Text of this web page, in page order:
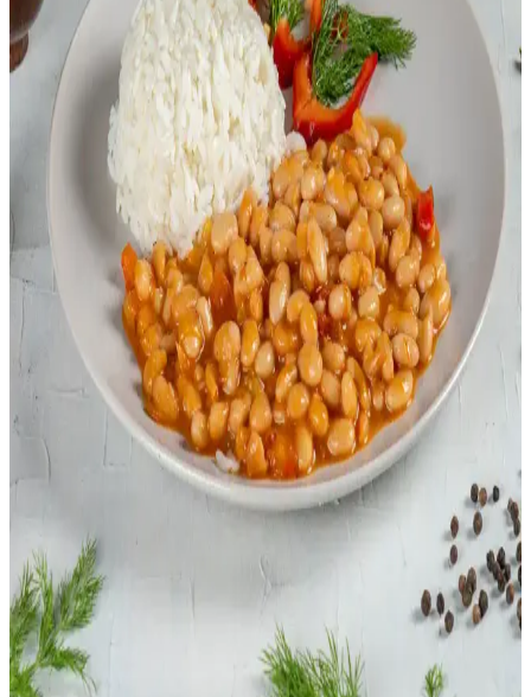
Tuzlu Smoothieler ve Sebze Bazlı Soğuk İçeceklerin
Popüler Olmama Nedenleri ve Kültürel Etkileri
Tuzlu smoothieler, sebzelerin düşük sıvı içeriği ve alışılmış tatlı
içecek alışkanlıkları nedeniyle az tercih edilir. Soğuk çorba benzeri
yapıları ve kültürel farklılıklar bu içeceklerin popülerliğini sınırlar.
Lahana Nasıl Değerlendirilir? Pişirme Yöntemleri ve
Geleneksel Tarifler
Lahana, ızgara, sote, haşlama, turşu ve dolma gibi çeşitli yöntemlerle
hazırlanabilir. Hem çiğ hem pişmiş tüketimiyle besleyici ve lezzetli
seçenekler sunar.
Mantar ve Pırasa Çorbası Tarifi: Ekonomik, Lezzetli
ve Pratik Öğün Seçeneği
Mantar ve pırasa çorbası, az malzeme ile ekonomik ve doyurucu bir
öğün sunar. Kavrulmuş sebzeler ve limon suyu ile kremanın
kesilmesi önlenir, çorbanın lezzeti ve dokusu korunur.
Ekonomik ve Pratik Rahatlatıcı Yemek Tarifleri:
Kolay ve Besleyici Seçenekler
Günlük yaşamda kolayca hazırlanabilen, ekonomik ve besleyici
rahatlatıcı yemek tarifleri sunuluyor. Tavuklu çorba, makarna, pilav
ve sebze ağırlıklı seçeneklerle pratik çözümler sağlanıyor.
Fasulye ve Kuruyemek Alerjisi Olanlar İçin Pratik
Pirinç Bazlı Yemek Tarifleri